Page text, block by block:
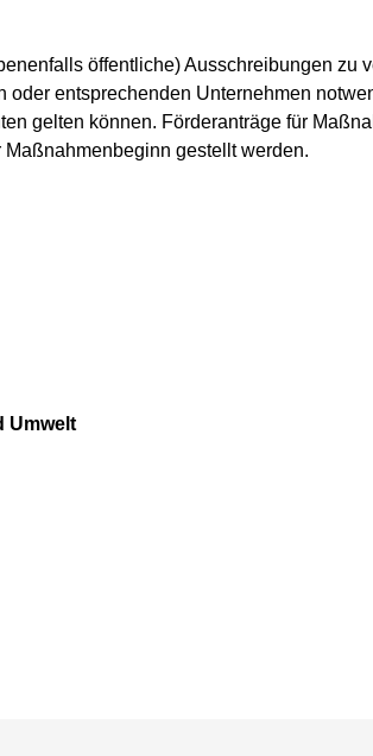
öffentliche) Ausschreibungen zu
entsprechenden Unternehmen
gelten können. Förderanträge für
gestellt werden.
Umwelt